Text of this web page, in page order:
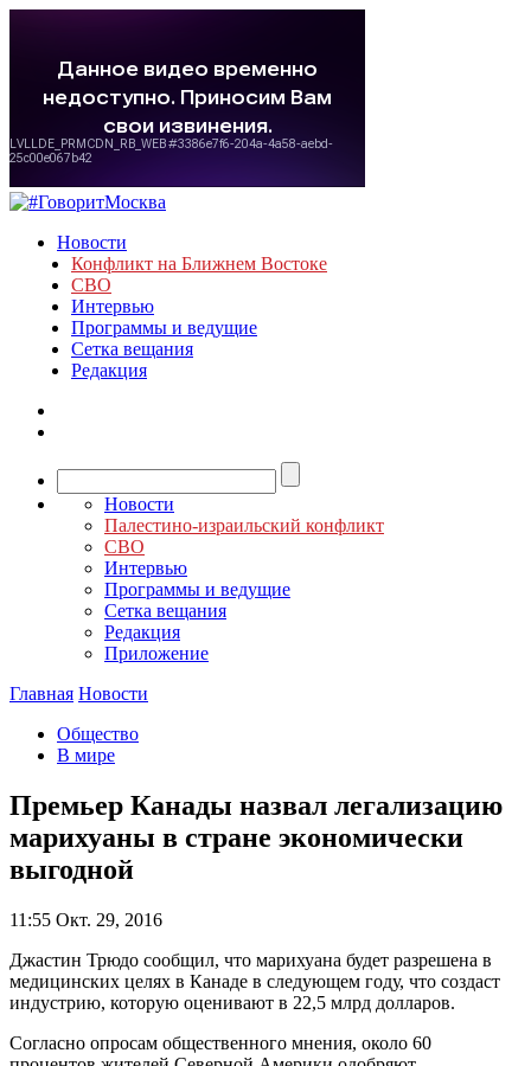
Новости
Конфликт на Ближнем Востоке
СВО
Интервью
Программы и ведущие
Сетка вещания
Редакция
Новости
Палестино-израильский конфликт
СВО
Интервью
Программы и ведущие
Сетка вещания
Редакция
Приложение
Главная Новости
Общество
В мире
Премьер Канады назвал легализацию
марихуаны в стране экономически
выгодной
11:55 Окт. 29, 2016
Джастин Трюдо сообщил, что марихуана будет разрешена в
медицинских целях в Канаде в следующем году, что создаст
индустрию, которую оценивают в 22,5 млрд долларов.
Согласно опросам общественного мнения, около 60